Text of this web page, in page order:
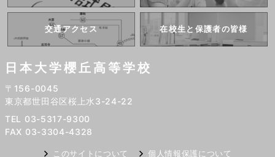
日本大学櫻丘高等学校
〒156-0045
東京都世田谷区桜上水3-24-22
TEL 03-5317-9300
FAX 03-3304-4328
交通アクセス 在校生と 保護者の皆様
このサイトについて 個人情報保護について